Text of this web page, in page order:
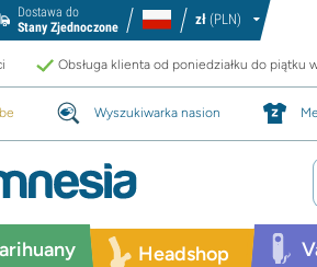
Dostawa do
Stany Zjednoczone
zł (PLN)
Obsługa klienta od poniedziałku do piątku
Wyszukiwarka nasion
Headshop